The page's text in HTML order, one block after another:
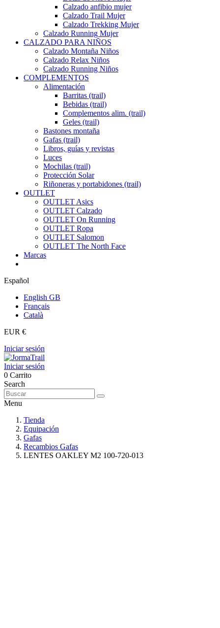
Calzado anfibio mujer
Calzado Trail Mujer
Calzado Trekking Mujer
Calzado Running Mujer
CALZADO PARA NIÑOS
Calzado Montaña Niños
Calzado Relax Niños
Calzado Running Niños
COMPLEMENTOS
Alimentación
Barritas (trail)
Bebidas (trail)
Complementos alim. (trail)
Geles (trail)
Bastones montaña
Gafas (trail)
Libros, guías y revistas
Luces
Mochilas (trail)
Protección Solar
Riñoneras y portabidones (trail)
OUTLET
OUTLET Asics
OUTLET Calzado
OUTLET On Running
OUTLET Ropa
OUTLET Salomon
OUTLET The North Face
Marcas
Español
English GB
Français
Català
EUR €
Iniciar sesión
Iniciar sesión
0 Carrito
Search
Menu
Tienda
Equipación
Gafas
Recambios Gafas
LENTES OAKLEY M2 100-720-013